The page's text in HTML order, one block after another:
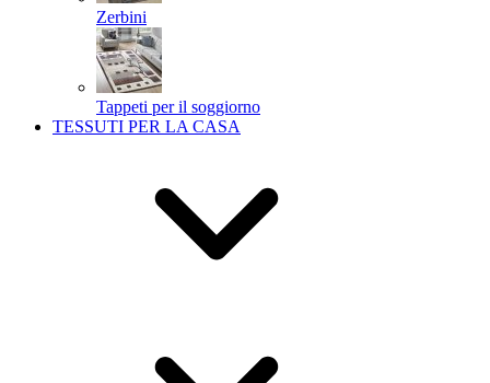
Zerbini
Tappeti per il soggiorno
TESSUTI PER LA CASA